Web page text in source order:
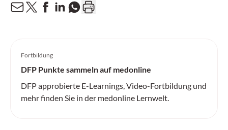
Fortbildung
DFP Punkte sammeln auf medonline
DFP approbierte E-Learnings, Video-Fortbildung und
mehr finden Sie in der medonline Lernwelt.